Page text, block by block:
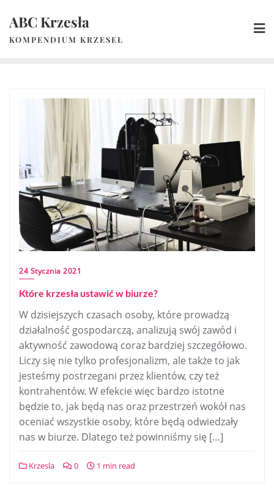
content
ABC Krzesła
KOMPENDIUM KRZESEŁ
24 Stycznia 2021
Które krzesła ustawić w biurze?
W dzisiejszych czasach osoby, które prowadzą
działalność gospodarczą, analizują swój zawód i
aktywność zawodową coraz bardziej szczegółowo.
Liczy się nie tylko profesjonalizm, ale także to jak
jesteśmy postrzegani przez klientów, czy też
kontrahentów. W efekcie więc bardzo istotne
będzie to, jak będą nas oraz przestrzeń wokół nas
oceniać wszystkie osoby, które będą odwiedzały
nas w biurze. Dlatego też powinniśmy się […]
Krzesla 0 1 min read